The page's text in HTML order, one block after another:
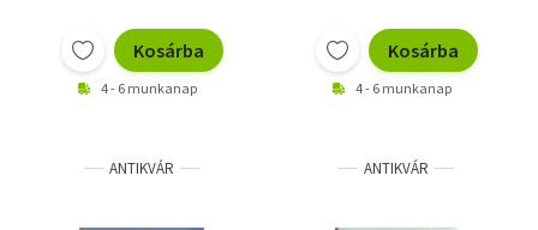
Kosárba
4 - 6 munkanap
Kosárba
4 - 6 munkanap
ANTIKVÁR ANTIKVÁR